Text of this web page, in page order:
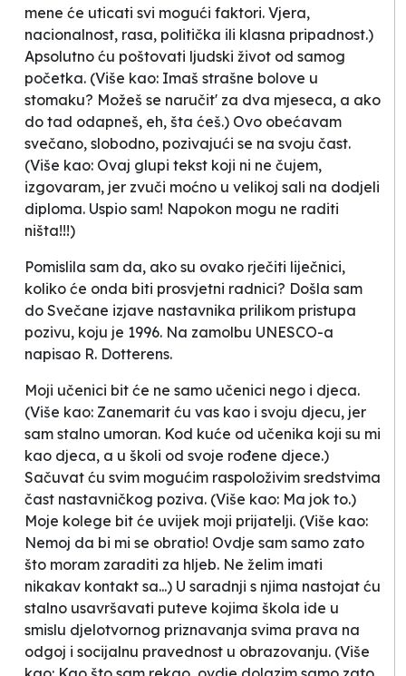
mene će uticati svi mogući faktori. Vjera,
nacionalnost, rasa, politička ili klasna pripadnost.)
Apsolutno ću poštovati ljudski život od samog
početka. (Više kao: Imaš strašne bolove u
stomaku? Možeš se naručit' za dva mjeseca, a ako
do tad odapneš, eh, šta ćeš.) Ovo obećavam
svečano, slobodno, pozivajući se na svoju čast.
(Više kao: Ovaj glupi tekst koji ni ne čujem,
izgovaram, jer zvuči moćno u velikoj sali na dodjeli
diploma. Uspio sam! Napokon mogu ne raditi
ništa!!!)
Pomislila sam da, ako su ovako rječiti liječnici,
koliko će onda biti prosvjetni radnici? Došla sam
do Svečane izjave nastavnika prilikom pristupa
pozivu, koju je 1996. Na zamolbu UNESCO-a
napisao R. Dotterens.
Moji učenici bit će ne samo učenici nego i djeca.
(Više kao: Zanemarit ću vas kao i svoju djecu, jer
sam stalno umoran. Kod kuće od učenika koji su mi
kao djeca, a u školi od svoje rođene djece.)
Sačuvat ću svim mogućim raspoloživim sredstvima
čast nastavničkog poziva. (Više kao: Ma jok to.)
Moje kolege bit će uvijek moji prijatelji. (Više kao:
Nemoj da bi mi se obratio! Ovdje sam samo zato
što moram zaraditi za hljeb. Ne želim imati
nikakav kontakt sa...) U saradnji s njima nastojat ću
stalno usavršavati puteve kojima škola ide u
smislu djelotvornog priznavanja svima prava na
odgoj i socijalnu pravednost u obrazovanju. (Više